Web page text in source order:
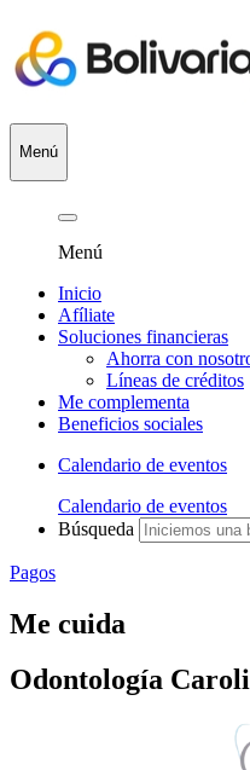
Menú
Menú
Inicio
Afíliate
Soluciones financieras
Ahorra con
Líneas de créditos
Me complementa
Beneficios sociales
Calendario de eventos
Calendario de eventos
Búsqueda
Pagos
Me cuida
Odontología